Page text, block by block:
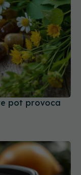
pot provoca